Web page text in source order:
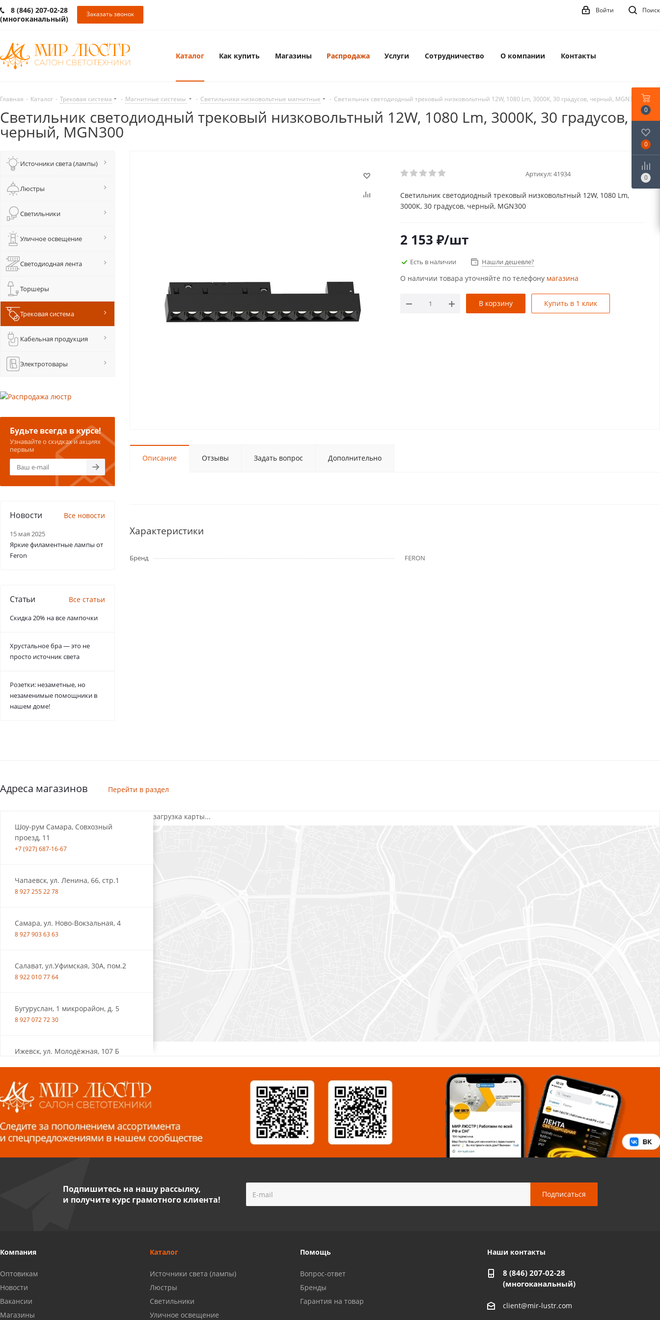
8 (846) 207-02-28
(многоканальный)
Заказать звонок Поиск
Войти
Каталог Как купить Магазины Распродажа Услуги Сотрудничество О компании Контакты
Главная - Каталог - Трековая система - Магнитные системы - Светильники низковольтные магнитные - Светильник светодиодный трековый низковольтный 12W, 1080 Lm, 3000К, 30 градусов, черный, MGN300
Светильник светодиодный трековый низковольтный 12W, 1080 Lm, 3000К, 30 градусов,
черный, MGN300
Артикул:41934
Светильник светодиодный трековый низковольтный 12W, 1080 Lm,
3000К, 30 градусов, черный, MGN300
2 153 ₽/шт
Есть в наличии Нашли дешевле?
О наличии товара уточняйте по телефону магазина
В корзину Купить в 1 клик
Описание Отзывы Задать вопрос Дополнительно
Характеристики
Бренд FERON
Источники света (лампы)
Люстры
Светильники
Уличное освещение
Светодиодная лента
Торшеры
Трековая система
Кабельная продукция
Электротовары
Будьте всегда в курсе!
Узнавайте о скидках и акциях
первым
Новости Все новости
15 мая 2025
Яркие филаментные лампы от
Feron
Статьи Все статьи
Скидка 20% на все лампочки
Хрустальное бра — это не
просто источник света
Розетки: незаметные, но
незаменимые помощники в
нашем доме!
Адреса магазинов Перейти в раздел
Шоу-рум Самара, Совхозный
проезд, 11
+7 (927) 687-16-67
Чапаевск, ул. Ленина, 66, стр.1
8 927 255 22 78
Самара, ул. Ново-Вокзальная, 4
8 927 903 63 63
Салават, ул.Уфимская, 30А, пом.2
8 922 010 77 64
Бугуруслан, 1 микрорайон, д. 5
8 927 072 72 30
Ижевск, ул. Молодёжная, 107 Б
Волжский, ул. Мира 47 В
8 927 255 38 33
Пенза, ул. Пролетарская, 61 ТЦ
"Стройбери"
Миасс, ул. Романенко, 95
8 927 009 54 63
Саратов, ул. Танкистов, 37 (БЦ
загрузка карты...
Подпишитесь на нашу рассылку,
и получите курс грамотного клиента!
Компания
Оптовикам
Новости
Вакансии
Магазины
Каталог
Источники света (лампы)
Люстры
Светильники
Уличное освещение
Помощь
Вопрос-ответ
Бренды
Гарантия на товар
Наши контакты
8 (846) 207-02-28
(многоканальный)
client@mir-lustr.com
0
0
0